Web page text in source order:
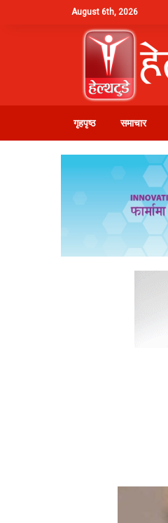
August 6th, 2026
गृहपृष्ठ समाचार